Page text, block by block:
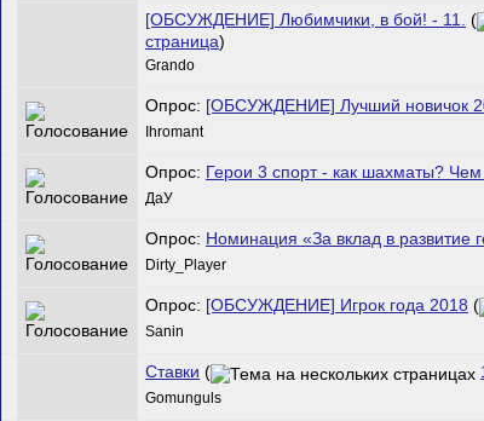
[ОБСУЖДЕНИЕ] Любимчики, в бой! - 11. (
страница)
Grando
Опрос: [ОБСУЖДЕНИЕ] Лучший новичок
Ihromant
Опрос: Герои 3 спорт - как шахматы?
ДаУ
Опрос: Номинация «За вклад в развитие
Dirty_Player
Опрос: [ОБСУЖДЕНИЕ] Игрок года 2018 (
Sanin
Ставки (
Gomunguls